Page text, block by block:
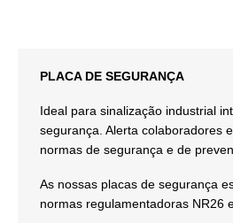
PLACA DE SEGURANÇA
Ideal para sinalização industrial
segurança. Alerta colaboradores
normas de segurança e de
As nossas placas de segurança
normas regulamentadoras NR26